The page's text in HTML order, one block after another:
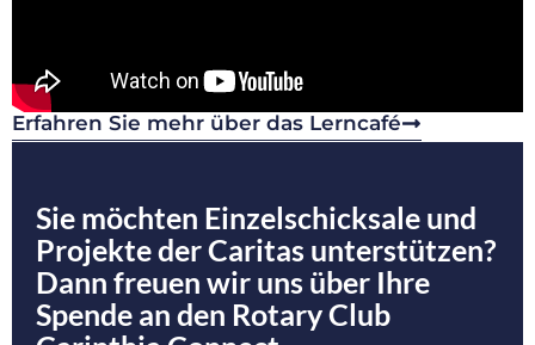
Erfahren Sie mehr über das Lerncafé
Sie möchten Einzelschicksale und
Projekte der Caritas unterstützen?
Dann freuen wir uns über Ihre
Spende an den Rotary Club